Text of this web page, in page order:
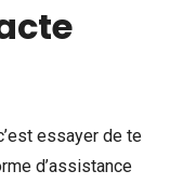
essayer de te
d’assistance